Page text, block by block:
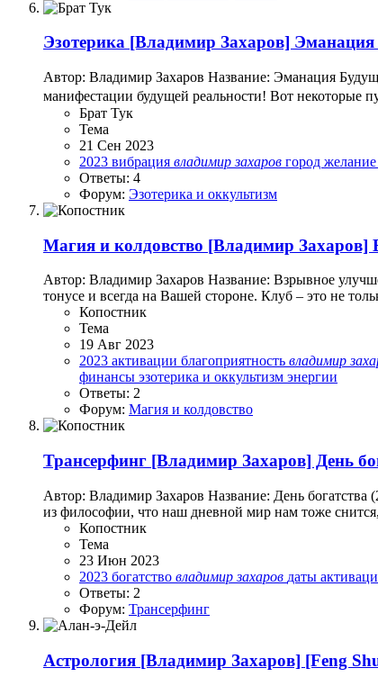
Эзотерика [Владимир Захаров]
Автор: Владимир Захаров Название: Эманация
манифестации будущей реальности! Вот некоторые
Брат Тук
Тема
21 Сен 2023
2023 вибрация владимир захаров город желание
Ответы: 4
Форум: Эзотерика и оккультизм
Магия и колдовство [Владимир Захаров]
Автор: Владимир Захаров Название: Взрывное
тонусе и всегда на Вашей стороне. Клуб – это не
Копостник
Тема
19 Авг 2023
2023 активации благоприятность владимир
финансы эзотерика и оккультизм энергии
Ответы: 2
Форум: Магия и колдовство
Трансерфинг [Владимир Захаров] День
Автор: Владимир Захаров Название: День
из философии, что наш дневной мир нам тоже
Копостник
Тема
23 Июн 2023
2023 богатство владимир захаров даты
Ответы: 2
Форум: Трансерфинг
Астрология [Владимир Захаров] [Feng